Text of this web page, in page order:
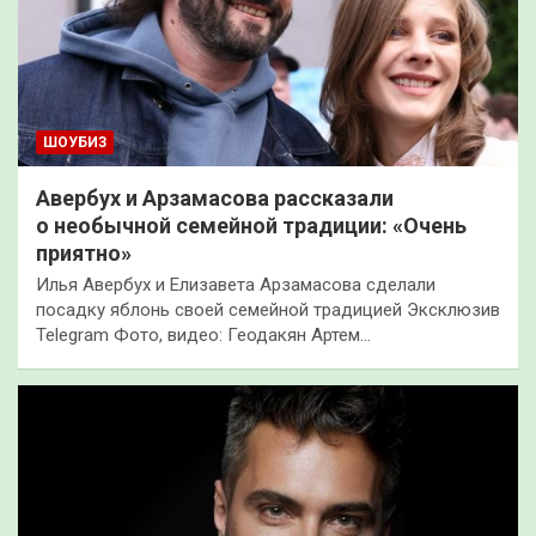
ШОУБИЗ
Авербух и Арзамасова рассказали
о необычной семейной традиции: «Очень
приятно»
Илья Авербух и Елизавета Арзамасова сделали
посадку яблонь своей семейной традицией Эксклюзив
Telegram Фото, видео: Геодакян Артем…